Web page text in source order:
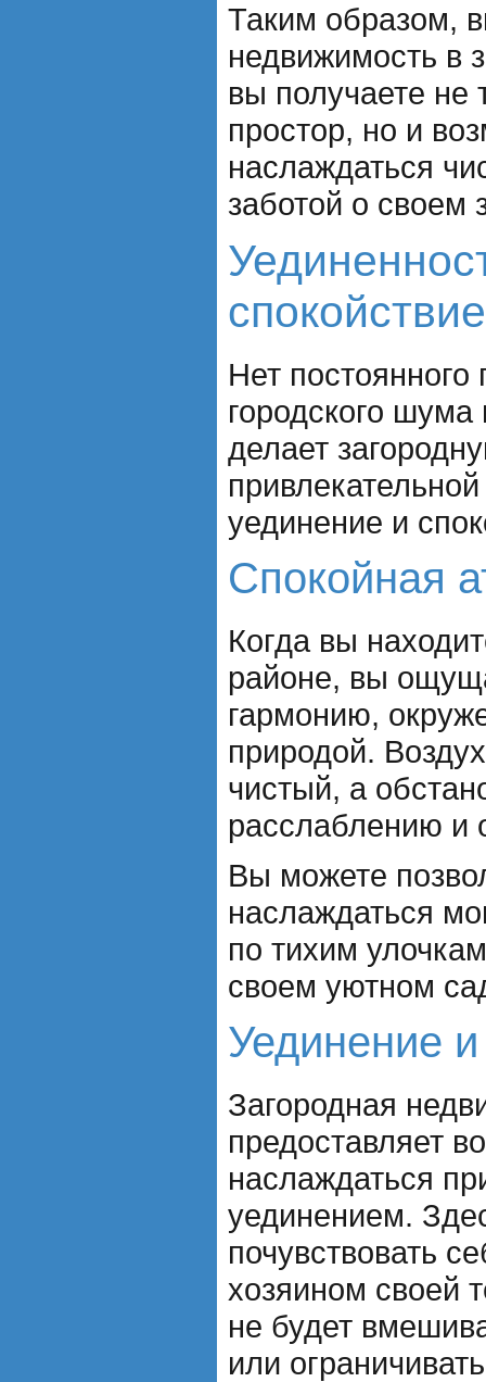
Таким образом,
недвижимость в
вы получаете не
простор, но и
наслаждаться
заботой о своем
спокойствие
Нет
городского шума
делает
уединение и
Спокойная
Когда вы
районе, вы
гармонию,
природой.
чистый, а
расслаблению и
Вы можете
наслаждаться
по тихим
своем уютном
Уединение
Загородная
предоставляет
наслаждаться
уединением.
почувствовать
хозяином своей
не будет
или